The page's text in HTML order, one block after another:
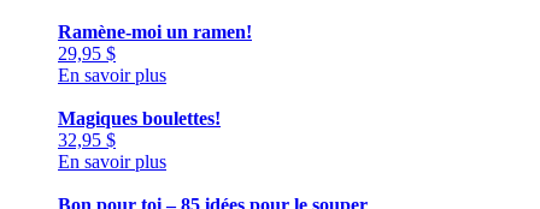
Ramène-moi un ramen!
29,95 $
En savoir plus
Magiques boulettes!
32,95 $
En savoir plus
Bon pour toi – 85 idées pour le souper